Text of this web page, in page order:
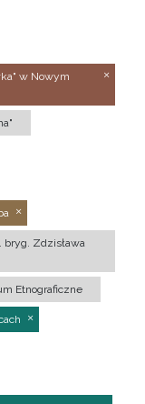
w Nowym
bryg. Zdzisława
Etnograficzne